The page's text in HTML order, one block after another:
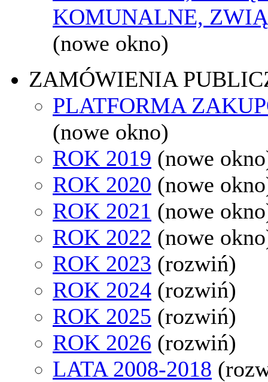
KOMUNALNE,
(nowe okno)
ZAMÓWIENIA
PLATFORMA
(nowe okno)
ROK 2019 (nowe
ROK 2020 (nowe
ROK 2021 (nowe
ROK 2022 (nowe
ROK 2023 (rozwiń)
ROK 2024 (rozwiń)
ROK 2025 (rozwiń)
ROK 2026 (rozwiń)
LATA 2008-2018